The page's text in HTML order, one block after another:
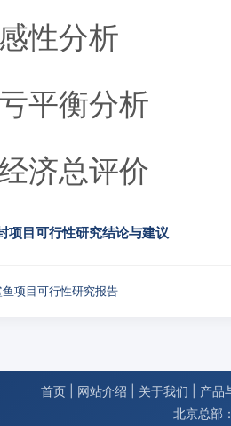
性分析
平衡分析
济总评价
项目可行性研究结论与建议
项目可行性研究报告
首页 网站介绍 关于我们
产品
北京总部